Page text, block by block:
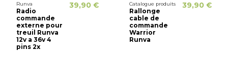
Runva
Radio
commande
externe pour
treuil Runva
12v a 36v 4
pins 2x
39,90 € Catalogue produits
Rallonge
cable de
commande
Warrior
Runva
39,90 €